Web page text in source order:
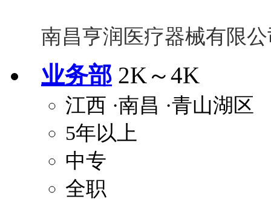
南昌亨润医疗器械有限
业务部 2K～4K
江西 ·南昌 ·青山湖区
5年以上
中专
全职